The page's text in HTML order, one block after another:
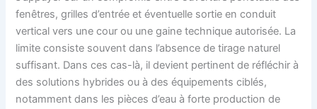
fenêtres, grilles d’entrée et éventuelle sortie en conduit
vertical vers une cour ou une gaine technique autorisée. La
limite consiste souvent dans l’absence de tirage naturel
suffisant. Dans ces cas-là, il devient pertinent de réfléchir à
des solutions hybrides ou à des équipements ciblés,
notamment dans les pièces d’eau à forte production de